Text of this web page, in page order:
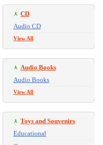
CD
Audio CD
View All
Audio Books
Audio Books
View All
Toys and Souvenirs
Educational